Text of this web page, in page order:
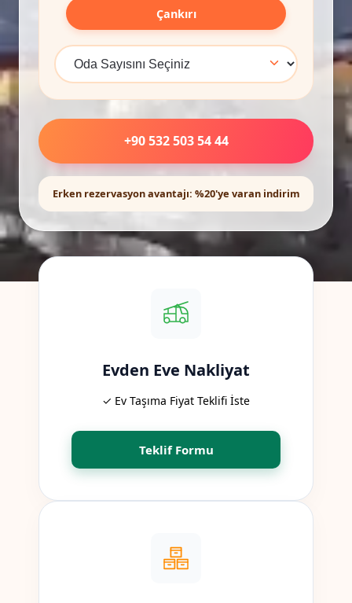
Çankırı
+90 532 503 54 44
Erken rezervasyon avantajı: %20'ye varan indirim
Evden Eve Nakliyat
✓ Ev Taşıma Fiyat Teklifi İste
Teklif Formu